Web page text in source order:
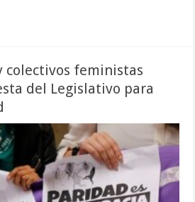
colectivos feministas
del Legislativo para